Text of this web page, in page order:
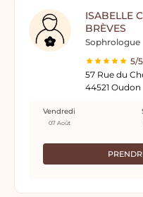
ISABELLE
BRÈVES
Sophrologue
5/
57 Rue du
44521 Oudon
Vendredi
07 Août